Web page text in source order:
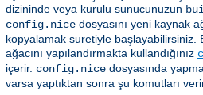
dizininde veya kurulu sunucunuzun
config.nice dosyasını yeni kaynak
kopyalamak suretiyle başlayabilirsiniz.
ağacını yapılandırmakta kullandığınız
içerir. config.nice dosyasında
varsa yaptıktan sonra şu komutları